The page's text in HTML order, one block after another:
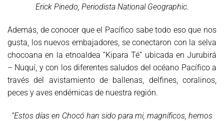
Erick Pinedo, Periodista National Geographic.
Además, de conocer que el Pacífico sabe todo eso que nos
gusta, los nuevos embajadores, se conectaron con la selva
chocoana en la etnoaldea “Kipara Té” ubicada en Jurubirá
– Nuquí, y con los diferentes saludos del océano Pacífico a
través del avistamiento de ballenas, delfines, coralinos,
peces y aves endémicas de nuestra región.
“Estos días en Chocó han sido para mi, magníficos, hemos